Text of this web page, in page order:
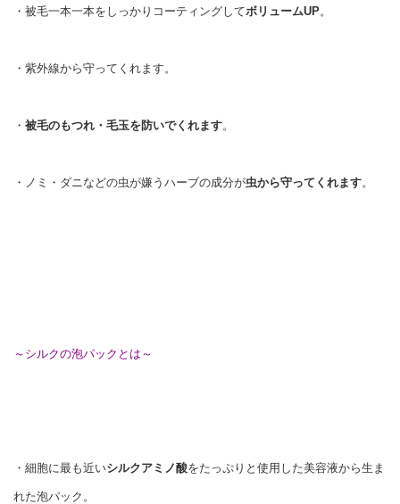
・被毛一本一本をしっかりコーティングしてボリュームUP。
・紫外線から守ってくれます。
・ 被毛のもつれ・毛玉を防いでくれます。
・ノミ・ダニなどの虫が嫌うハーブの成分が虫から守ってくれます。
～シルクの泡パックとは～
・細胞に最も近いシルクアミノ酸をたっぷりと使用した美容液から生ま
れた泡パック。